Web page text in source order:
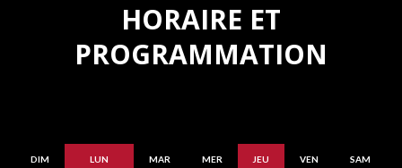
HORAIRE ET
PROGRAMMATION
DIM LUN MAR MER JEU VEN SAM